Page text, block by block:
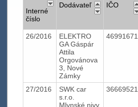
Interné
číslo
Dodávateľ IČO
26/2016
ELEKTRO
GA Gáspár
Attila
Orgovánova
3, Nové
Zámky
27/2016
SWK car
s.r.o.
Mlynské nivy